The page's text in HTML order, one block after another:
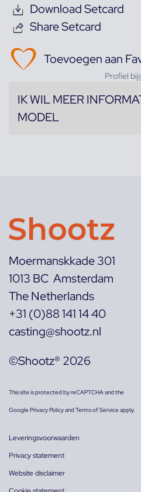
Download Setcard
Share Setcard
Toevoegen aan
Profiel
IK WIL MEER
MODEL
Moermanskkade 301
1013 BC Amsterdam
The Netherlands
+31 (0)88 141 14 40
casting@shootz.nl
©Shootz® 2026
This site is protected by reCAPTCHA and the
GooglePrivacy PolicyandTerms of Serviceapply.
Leveringsvoorwaarden
Privacy statement
Website disclaimer